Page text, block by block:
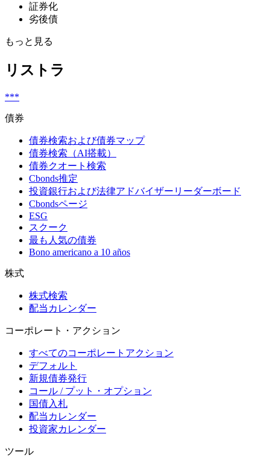
証券化
劣後債
もっと見る
リストラ
***
債券
債券検索および債券マップ
債券検索（AI搭載）
債券クオート検索
Cbonds推定
投資銀行および法律アドバイザーリーダーボード
Cbondsページ
ESG
スクーク
最も人気の債券
Bono americano a 10 años
株式
株式検索
配当カレンダー
コーポレート・アクション
すべてのコーポレートアクション
デフォルト
新規債券発行
コール / プット・オプション
国債入札
配当カレンダー
投資家カレンダー
ツール